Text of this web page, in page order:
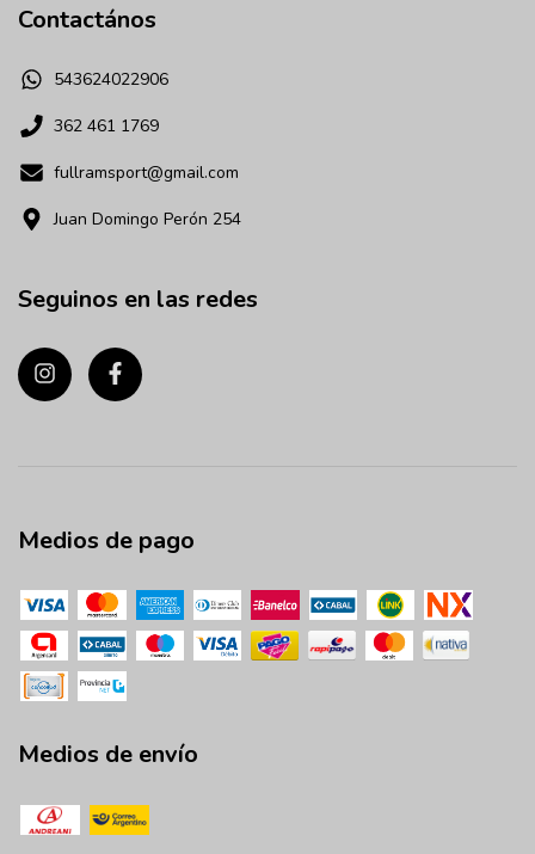
Contactános
543624022906
362 461 1769
fullramsport@gmail.com
Juan Domingo Perón 254
Seguinos en las redes
Medios de pago
Medios de envío